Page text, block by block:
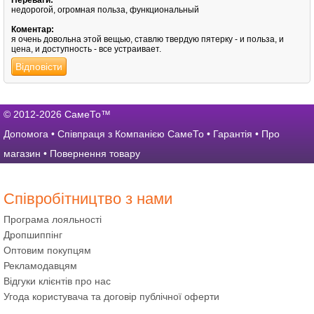
недорогой, огромная польза, функциональный
Коментар:
я очень довольна этой вещью, ставлю твердую пятерку - и польза, и
цена, и доступность - все устраивает.
Відповісти
© 2012-2026 СамеТо™
Допомога • Співпраця з Компанією СамеТо • Гарантія • Про
магазин • Повернення товару
Співробітництво з нами
Програма лояльності
Дропшиппінг
Оптовим покупцям
Рекламодавцям
Відгуки клієнтів про нас
Угода користувача та договір публічної оферти